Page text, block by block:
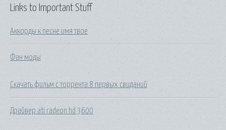
Links to Important Stuff
Аккорды к песне имя твое
Фан моды
Скачать фильм с торрента 8 первых свиданий
Драйвер ati radeon hd 3600